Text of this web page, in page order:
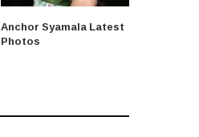
Anchor Syamala Latest
Photos